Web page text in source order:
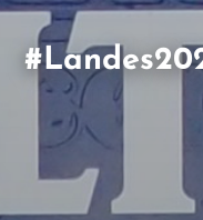
Gemeinsam